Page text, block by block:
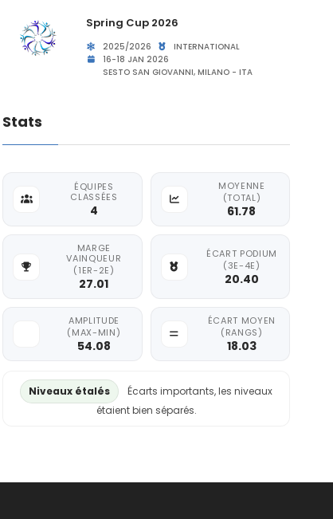
Spring Cup 2026
2025/2026
INTERNATIONAL
16-18 JAN 2026
SESTO SAN GIOVANNI, MILANO - ITA
Stats
ÉQUIPES
CLASSÉES
4
MOYENNE
(TOTAL)
61.78
MARGE
VAINQUEUR
(1ER-2E)
27.01
ÉCART PODIUM
(3E-4E)
20.40
AMPLITUDE
(MAX-MIN)
54.08
ÉCART MOYEN
(RANGS)
18.03
Niveaux étalés
Écarts importants, les niveaux
étaient bien séparés.